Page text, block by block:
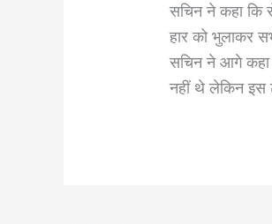
सचिन ने कहा कि
हार को भुलाकर
सचिन ने आगे कहा
नहीं थे लेकिन इस